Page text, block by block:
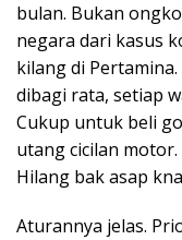
bulan. Bukan
negara dari kasus
kilang di
dibagi rata, setiap
Cukup untuk beli
utang cicilan
Hilang bak asap
Aturannya jelas.